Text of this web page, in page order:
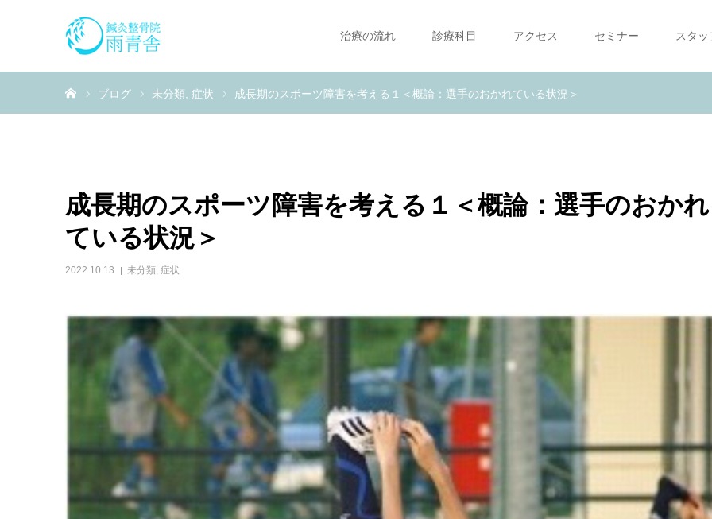
治療の流れ 診療科目 アクセス セミナー スタッ
ブログ 未分類 症状 成長期のスポーツ障害を考える１＜概論：選手のおかれている状況＞
成長期のスポーツ障害を考える１＜概論：選手のおかれ
ている状況＞
2022.10.13 未分類, 症状